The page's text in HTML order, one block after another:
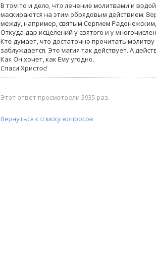
В том то и дело, что лечение молитвами и
маскираются на этим обрядовым действием.
между, например, святым Сергием
Откуда дар исцелений у святого и у
Кто думает, что достаточно прочитать
заблуждается. Это магия так действует. А
Как Он хочет, как Ему угодно.
Спаси Христос!
Этот ответ просмотрели 3935 раз.
Вернуться к списку вопросов